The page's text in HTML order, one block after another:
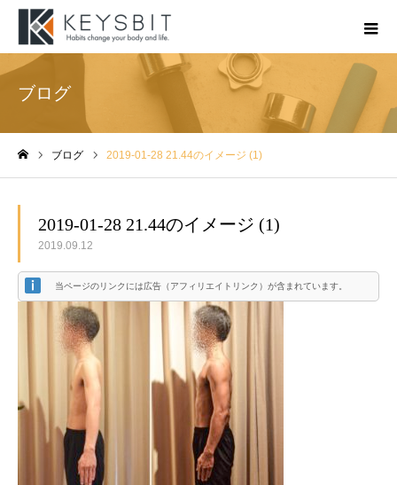
ブログ
ブログ 2019-01-28 21.44のイメージ (1)
2019-01-28 21.44のイメージ (1)
2019.09.12
当ページのリンクには広告（アフィリエイトリンク）が含まれています。